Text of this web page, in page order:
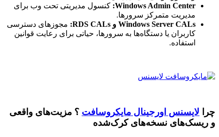
Windows Admin Center: کنسول مدیریتی تحت وب برای
مدیریت متمرکز سرورها.
Windows Server CALs و RDS CALs:
مجوزهای دسترسی
کاربران یا دستگاه‌ها به سرورها، حیاتی برای رعایت قوانین
استفاده.
چرا لایسنس اورجینال مایکروسافت ؟ مزیت‌های واقعی
و ریسک‌های نسخه‌های کرک‌شده